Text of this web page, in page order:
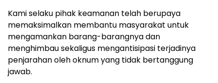
Kami selaku pihak keamanan telah berupaya
memaksimalkan membantu masyarakat untuk
mengamankan barang-barangnya dan
menghimbau sekaligus mengantisipasi terjadinya
penjarahan oleh oknum yang tidak bertanggung
jawab.